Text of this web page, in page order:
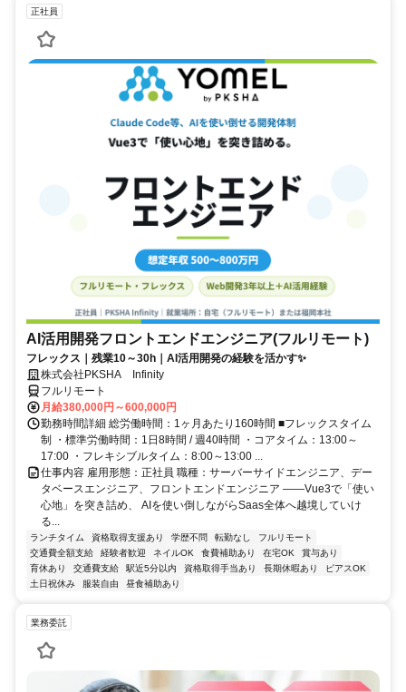
正社員
AI活用開発フロントエンドエンジニア(フルリモート)
フレックス｜残業10～30h｜AI活用開発の経験を活かす✨
株式会社PKSHA Infinity
フルリモート
月給380,000円～600,000円
勤務時間詳細 総労働時間：1ヶ月あたり160時間 ■フレックスタイム
制 ・標準労働時間：1日8時間 / 週40時間 ・コアタイム：13:00～
17:00 ・フレキシブルタイム：8:00～13:00 ...
仕事内容 雇用形態：正社員 職種：サーバーサイドエンジニア、デー
タベースエンジニア、フロントエンドエンジニア ――Vue3で「使い
心地」を突き詰め、 AIを使い倒しながらSaas全体へ越境していけ
る...
ランチタイム 資格取得支援あり 学歴不問 転勤なし
フルリモート
交通費全額支給
経験者歓迎 ネイルOK 食費補助あり 在宅OK
賞与あり
育休あり
交通費支給 駅近5分以内 資格取得手当あり 長期休暇あり
ピアスOK
土日祝休み
服装自由 昼食補助あり
業務委託